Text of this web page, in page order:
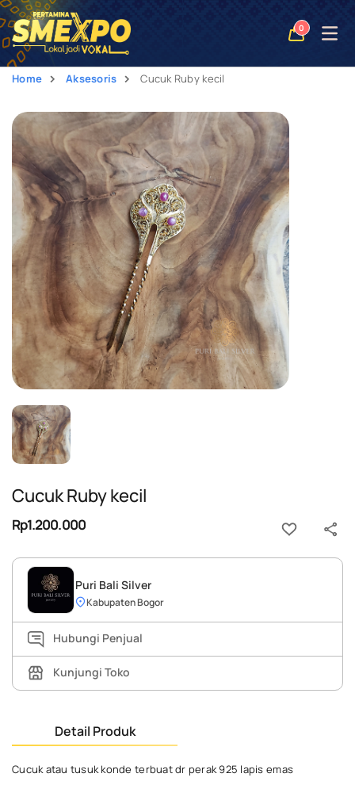
0
Open
Home Aksesoris Cucuk Ruby kecil
Cucuk Ruby kecil
Rp1.200.000
Puri Bali Silver
Kabupaten Bogor
Hubungi Penjual
Kunjungi Toko
Detail Produk
Cucuk atau tusuk konde terbuat dr perak 925 lapis emas